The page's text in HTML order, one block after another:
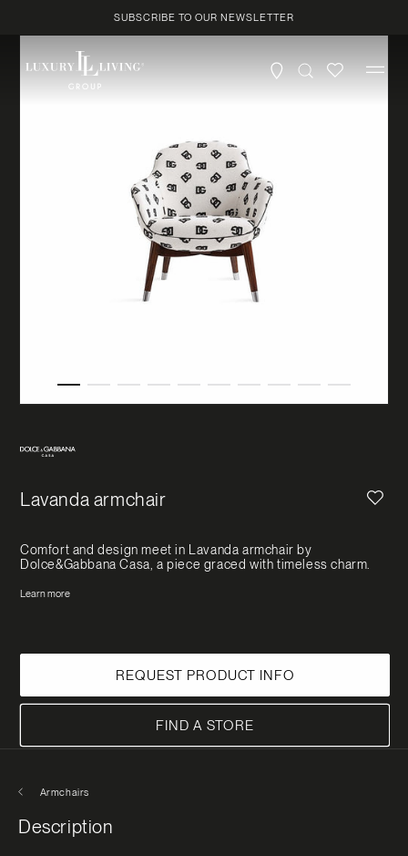
SUBSCRIBE TO OUR NEWSLETTER
Lavanda armchair
Comfort and design meet in Lavanda armchair by
Dolce&Gabbana Casa, a piece graced with timeless charm.
Learn more
REQUEST PRODUCT INFO
FIND A STORE
Armchairs
Description
Last name
Email *